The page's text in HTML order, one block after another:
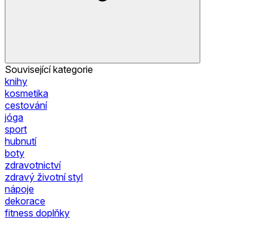
Související kategorie
knihy
kosmetika
cestování
jóga
sport
hubnutí
boty
zdravotnictví
zdravý životní styl
nápoje
dekorace
fitness doplňky